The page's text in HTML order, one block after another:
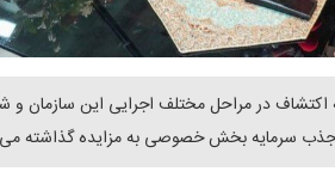
در حال حاضر ۲۵۰ پروانه اکتشاف در مراحل مختلف
سرمایه بخش خصوصی به مزایده گذاشته